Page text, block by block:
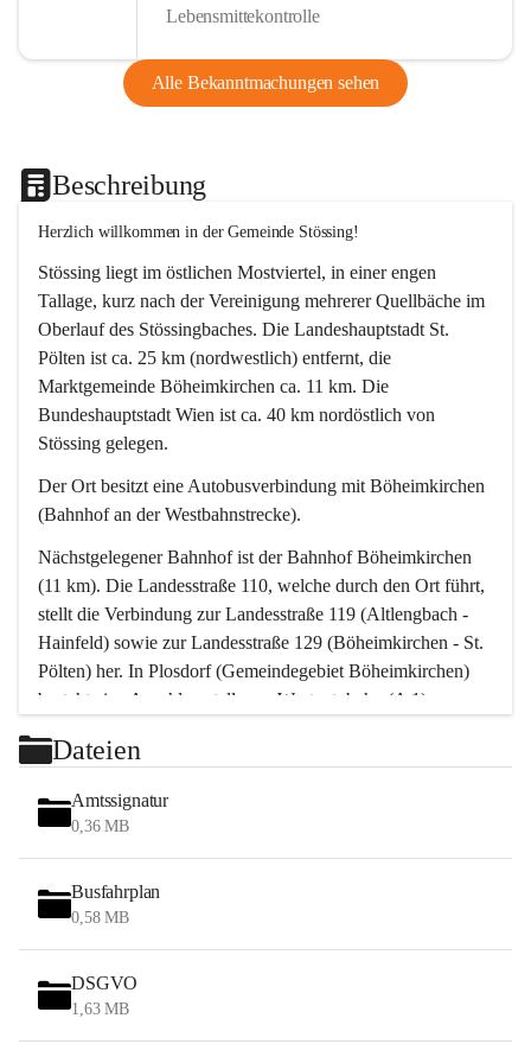
Lebensmittekontrolle
Alle Bekanntmachungen sehen
Beschreibung
Herzlich willkommen in der Gemeinde Stössing!
Stössing liegt im östlichen Mostviertel, in einer engen
Tallage, kurz nach der Vereinigung mehrerer Quellbäche im
Oberlauf des Stössingbaches. Die Landeshauptstadt St.
Pölten ist ca. 25 km (nordwestlich) entfernt, die
Marktgemeinde Böheimkirchen ca. 11 km. Die
Bundeshauptstadt Wien ist ca. 40 km nordöstlich von
Stössing gelegen.
Der Ort besitzt eine Autobusverbindung mit Böheimkirchen
(Bahnhof an der Westbahnstrecke).
Nächstgelegener Bahnhof ist der Bahnhof Böheimkirchen
(11 km). Die Landesstraße 110, welche durch den Ort führt,
stellt die Verbindung zur Landesstraße 119 (Altlengbach -
Hainfeld) sowie zur Landesstraße 129 (Böheimkirchen - St.
Pölten) her. In Plosdorf (Gemeindegebiet Böheimkirchen)
besteht eine Anschlussstelle zur Westautobahn (A 1).
Wien erreicht man in ca. 45 Minuten.
Stössing zählt noch zum Naherholungsraum Wien sowie
zum Naherholungsraum St. Pölten. Viele Bauernhöfe hatten
„ihre Wiener“. Seit 1960 bauten viele Wiener
Wochenendhäuser im Gemeindegebiet. Wegen des
waldreichen Jagdgebietes haben viele Jagdpächter ihre
Das Wandern ist aus touristischer Sicht die bedeutendste
Tätigkeit. Das hügelige Gebiet mit Wanderwegen durch
Wiesen, Wälder und Obstkulturen lädt dazu ein. Gefördert
Dateien
Amtssignatur
0,36 MB
Busfahrplan
0,58 MB
DSGVO
1,63 MB